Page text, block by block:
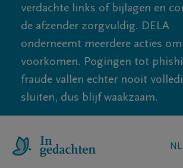
verdachte links of bijlagen en
de afzender zorgvuldig. DELA
onderneemt meerdere acties
voorkomen. Pogingen tot
fraude vallen echter nooit
sluiten, dus blijf waakzaam.
NL